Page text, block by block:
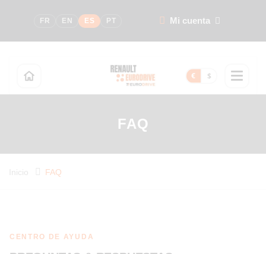
FR EN ES PT Mi cuenta
€ $
FAQ
Inicio FAQ
CENTRO DE AYUDA